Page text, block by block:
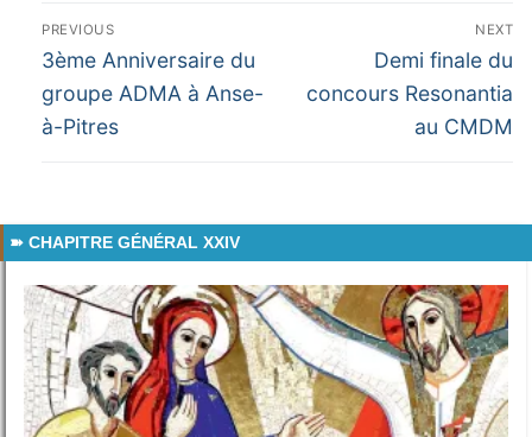
Navigation
de
l’article
PREVIOUS
Previous
post:
3ème Anniversaire du
groupe ADMA à Anse-
à-Pitres
NEXT
Next
post:
Demi finale du
concours Resonantia
au CMDM
CHAPITRE GÉNÉRAL XXIV